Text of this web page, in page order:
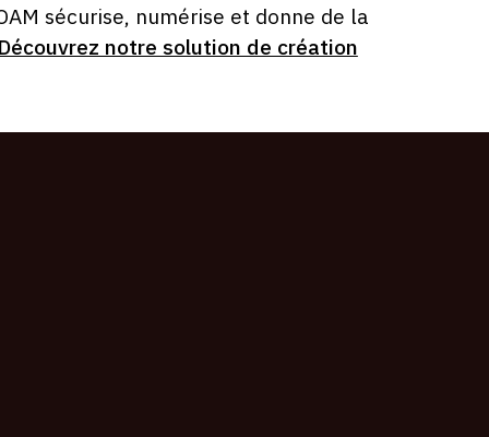
sécurise, numérise et donne de la
notre solution de création